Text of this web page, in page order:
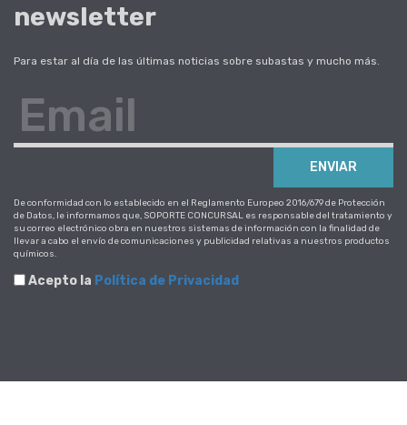
newsletter
Para estar al día de las últimas noticias sobre subastas y mucho más.
Email
ENVIAR
De conformidad con lo establecido en el Reglamento Europeo 2016/679 de Protección
de Datos, le informamos que, SOPORTE CONCURSAL es responsable del tratamiento y
su correo electrónico obra en nuestros sistemas de información con la finalidad de
llevar a cabo el envío de comunicaciones y publicidad relativas a nuestros productos
químicos.
Acepto la Política de Privacidad